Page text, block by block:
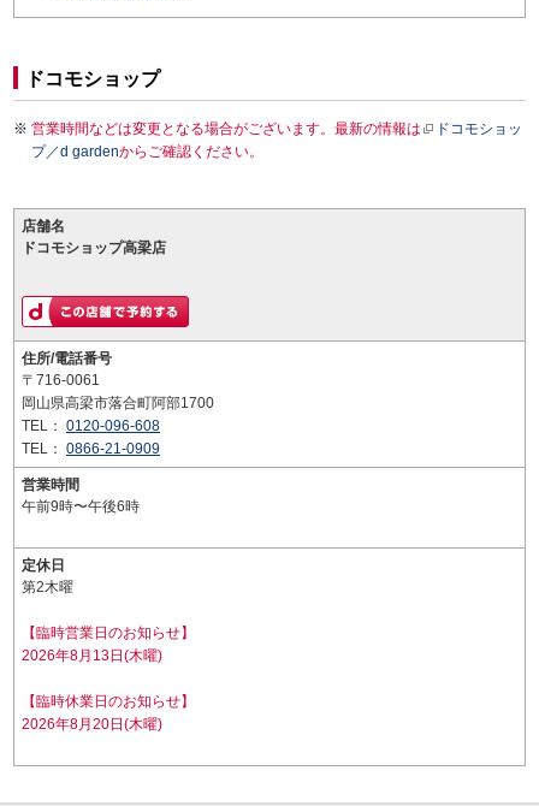
ドコモショップ
営業時間などは変更となる場合がございます。最新の情報は
ドコモショッ
プ／d gardenからご確認ください。
店舗名
ドコモショップ高梁店
住所/電話番号
〒716-0061
岡山県高梁市落合町阿部1700
TEL： 0120-096-608
TEL： 0866-21-0909
営業時間
午前9時〜午後6時
定休日
第2木曜
【臨時営業日のお知らせ】
2026年8月13日(木曜)
【臨時休業日のお知らせ】
2026年8月20日(木曜)